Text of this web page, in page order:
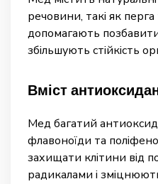
речовини, такі як перга
допомагають
збільшують стійкість
Вміст
Мед багатий
флавоноїди та
захищати клітини від
радикалами і